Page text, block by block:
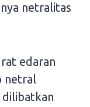
netralitas
edaran
netral
dilibatkan